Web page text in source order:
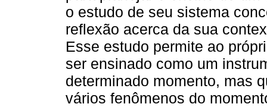
o estudo de seu sistema
reflexão acerca da sua
Esse estudo permite ao
ser ensinado como um
determinado momento, mas
vários fenômenos do